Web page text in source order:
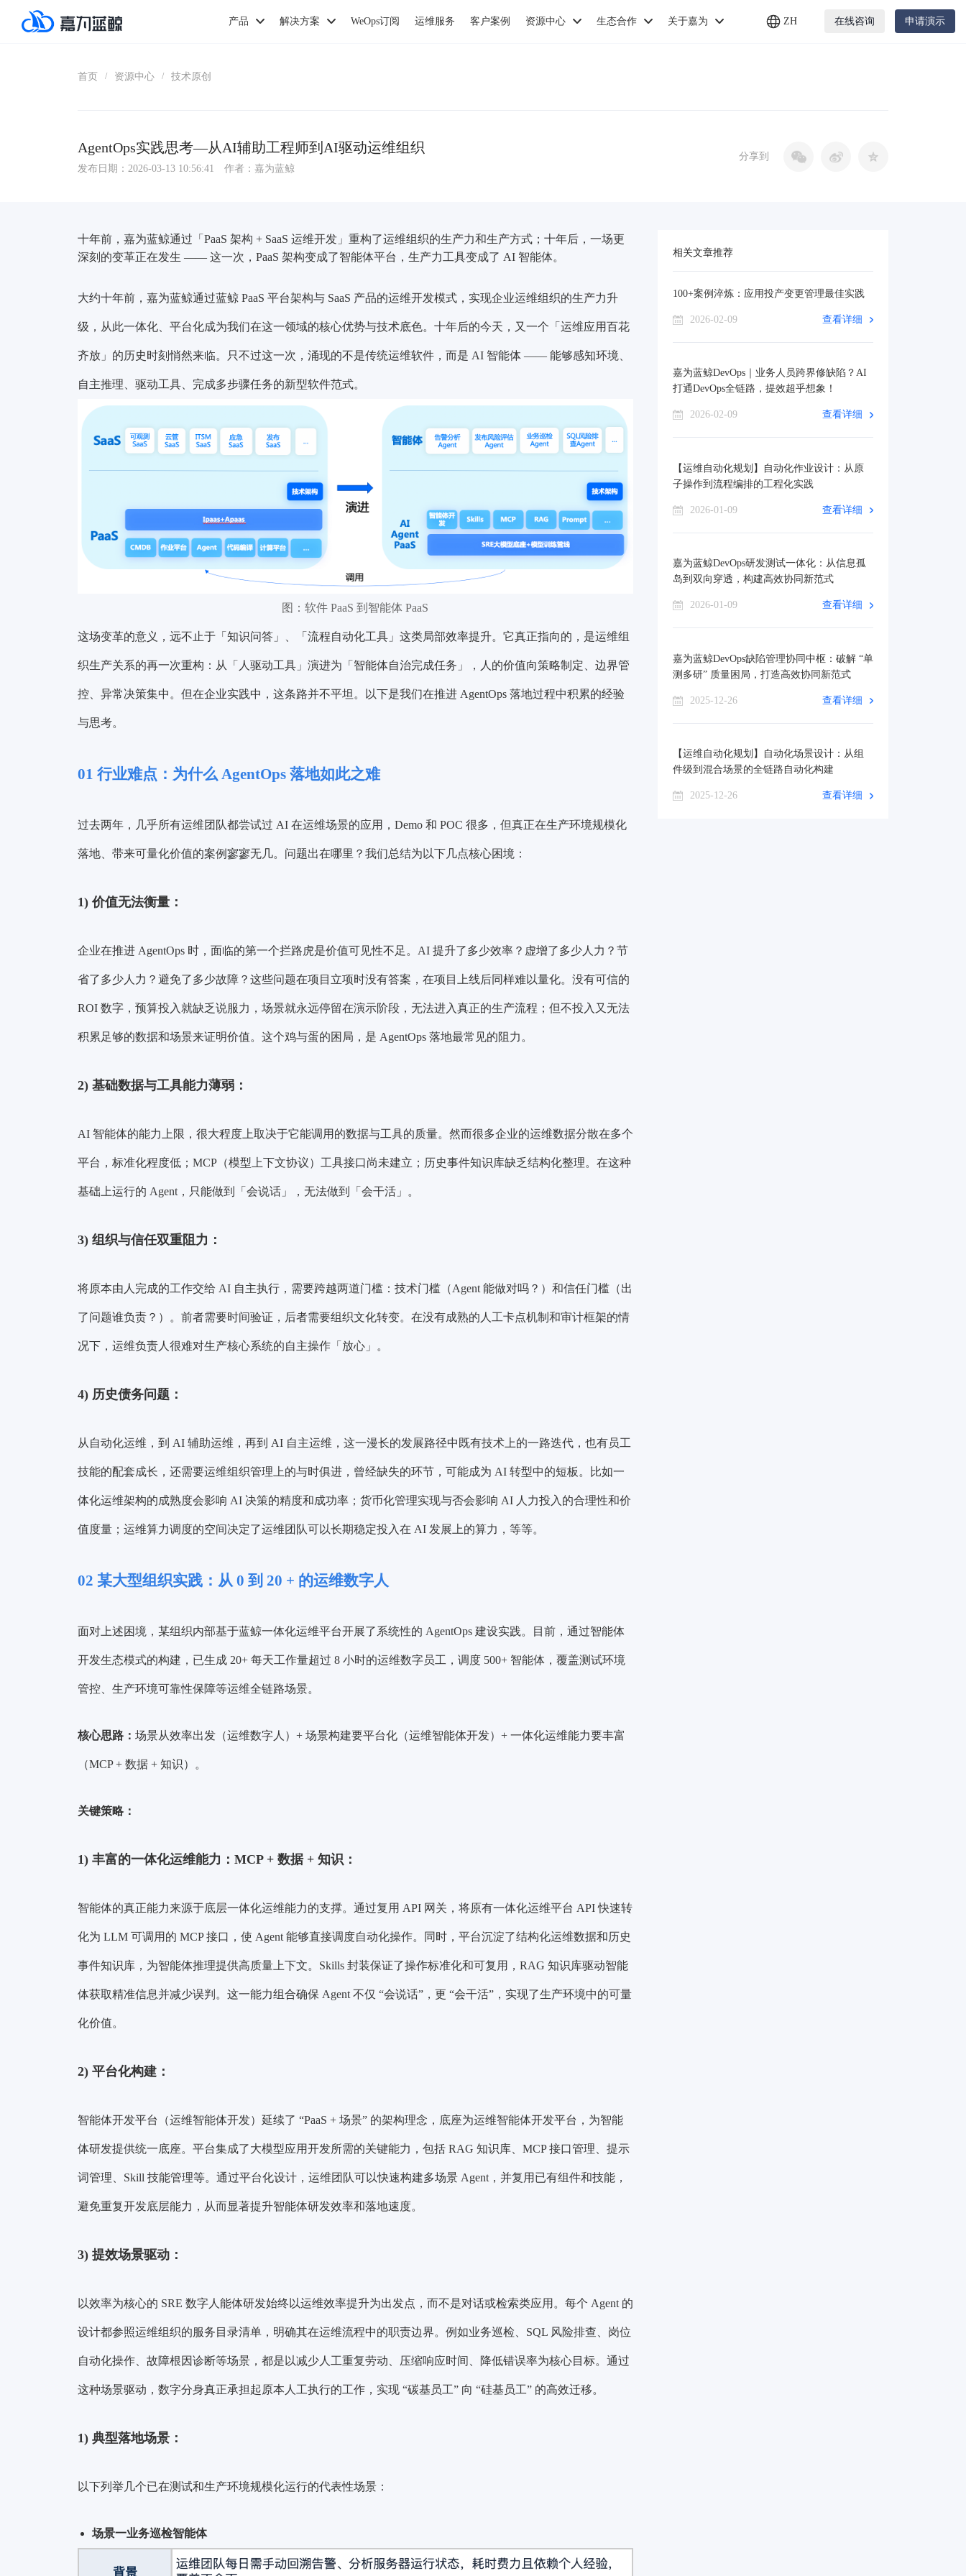
产品 解决方案 WeOps订阅 运维服务 客户案例 资源中心 生态合作 关于嘉为 ZH 在线咨询 申请演示
首页 / 资源中心 / 技术原创
AgentOps实践思考—从AI辅助工程师到AI驱动运维组织
发布日期：2026-03-13 10:56:41 作者：嘉为蓝鲸
分享到
十年前，嘉为蓝鲸通过「PaaS 架构 + SaaS 运维开发」重构了运维组织的生产力和生产方式；十年后，一场更
深刻的变革正在发生 —— 这一次，PaaS 架构变成了智能体平台，生产力工具变成了 AI 智能体。
大约十年前，嘉为蓝鲸通过蓝鲸 PaaS 平台架构与 SaaS 产品的运维开发模式，实现企业运维组织的生产力升
级，从此一体化、平台化成为我们在这一领域的核心优势与技术底色。十年后的今天，又一个「运维应用百花
齐放」的历史时刻悄然来临。只不过这一次，涌现的不是传统运维软件，而是 AI 智能体 —— 能够感知环境、
自主推理、驱动工具、完成多步骤任务的新型软件范式。
图：软件 PaaS 到智能体 PaaS
这场变革的意义，远不止于「知识问答」、「流程自动化工具」这类局部效率提升。它真正指向的，是运维组
织生产关系的再一次重构：从「人驱动工具」演进为「智能体自治完成任务」，人的价值向策略制定、边界管
控、异常决策集中。但在企业实践中，这条路并不平坦。以下是我们在推进 AgentOps 落地过程中积累的经验
与思考。
01 行业难点：为什么 AgentOps 落地如此之难
过去两年，几乎所有运维团队都尝试过 AI 在运维场景的应用，Demo 和 POC 很多，但真正在生产环境规模化
落地、带来可量化价值的案例寥寥无几。问题出在哪里？我们总结为以下几点核心困境：
1) 价值无法衡量：
企业在推进 AgentOps 时，面临的第一个拦路虎是价值可见性不足。AI 提升了多少效率？虚增了多少人力？节
省了多少人力？避免了多少故障？这些问题在项目立项时没有答案，在项目上线后同样难以量化。没有可信的
ROI 数字，预算投入就缺乏说服力，场景就永远停留在演示阶段，无法进入真正的生产流程；但不投入又无法
积累足够的数据和场景来证明价值。这个鸡与蛋的困局，是 AgentOps 落地最常见的阻力。
2) 基础数据与工具能力薄弱：
AI 智能体的能力上限，很大程度上取决于它能调用的数据与工具的质量。然而很多企业的运维数据分散在多个
平台，标准化程度低；MCP（模型上下文协议）工具接口尚未建立；历史事件知识库缺乏结构化整理。在这种
基础上运行的 Agent，只能做到「会说话」，无法做到「会干活」。
3) 组织与信任双重阻力：
将原本由人完成的工作交给 AI 自主执行，需要跨越两道门槛：技术门槛（Agent 能做对吗？）和信任门槛（出
了问题谁负责？）。前者需要时间验证，后者需要组织文化转变。在没有成熟的人工卡点机制和审计框架的情
况下，运维负责人很难对生产核心系统的自主操作「放心」。
4) 历史债务问题：
从自动化运维，到 AI 辅助运维，再到 AI 自主运维，这一漫长的发展路径中既有技术上的一路迭代，也有员工
技能的配套成长，还需要运维组织管理上的与时俱进，曾经缺失的环节，可能成为 AI 转型中的短板。比如一
体化运维架构的成熟度会影响 AI 决策的精度和成功率；货币化管理实现与否会影响 AI 人力投入的合理性和价
值度量；运维算力调度的空间决定了运维团队可以长期稳定投入在 AI 发展上的算力，等等。
02 某大型组织实践：从 0 到 20 + 的运维数字人
面对上述困境，某组织内部基于蓝鲸一体化运维平台开展了系统性的 AgentOps 建设实践。目前，通过智能体
开发生态模式的构建，已生成 20+ 每天工作量超过 8 小时的运维数字员工，调度 500+ 智能体，覆盖测试环境
管控、生产环境可靠性保障等运维全链路场景。
核心思路： 场景从效率出发（运维数字人）+ 场景构建要平台化（运维智能体开发）+ 一体化运维能力要丰富
（MCP + 数据 + 知识）。
关键策略：
1) 丰富的一体化运维能力：MCP + 数据 + 知识：
智能体的真正能力来源于底层一体化运维能力的支撑。通过复用 API 网关，将原有一体化运维平台 API 快速转
化为 LLM 可调用的 MCP 接口，使 Agent 能够直接调度自动化操作。同时，平台沉淀了结构化运维数据和历史
事件知识库，为智能体推理提供高质量上下文。Skills 封装保证了操作标准化和可复用，RAG 知识库驱动智能
体获取精准信息并减少误判。这一能力组合确保 Agent 不仅 “会说话”，更 “会干活”，实现了生产环境中的可量
化价值。
2) 平台化构建：
智能体开发平台（运维智能体开发）延续了 “PaaS + 场景” 的架构理念，底座为运维智能体开发平台，为智能
体研发提供统一底座。平台集成了大模型应用开发所需的关键能力，包括 RAG 知识库、MCP 接口管理、提示
词管理、Skill 技能管理等。通过平台化设计，运维团队可以快速构建多场景 Agent，并复用已有组件和技能，
避免重复开发底层能力，从而显著提升智能体研发效率和落地速度。
3) 提效场景驱动：
以效率为核心的 SRE 数字人能体研发始终以运维效率提升为出发点，而不是对话或检索类应用。每个 Agent 的
设计都参照运维组织的服务目录清单，明确其在运维流程中的职责边界。例如业务巡检、SQL 风险排查、岗位
自动化操作、故障根因诊断等场景，都是以减少人工重复劳动、压缩响应时间、降低错误率为核心目标。通过
这种场景驱动，数字分身真正承担起原本人工执行的工作，实现 “碳基员工” 向 “硅基员工” 的高效迁移。
1) 典型落地场景：
以下列举几个已在测试和生产环境规模化运行的代表性场景：
场景一业务巡检智能体
相关文章推荐
100+案例淬炼：应用投产变更管理最佳实践
2026-02-09 查看详细
嘉为蓝鲸DevOps｜业务人员跨界修缺陷？AI
打通DevOps全链路，提效超乎想象！
2026-02-09 查看详细
【运维自动化规划】自动化作业设计：从原
子操作到流程编排的工程化实践
2026-01-09 查看详细
嘉为蓝鲸DevOps研发测试一体化：从信息孤
岛到双向穿透，构建高效协同新范式
2026-01-09 查看详细
嘉为蓝鲸DevOps缺陷管理协同中枢：破解 “单
测多研” 质量困局，打造高效协同新范式
2025-12-26 查看详细
【运维自动化规划】自动化场景设计：从组
件级到混合场景的全链路自动化构建
2025-12-26 查看详细